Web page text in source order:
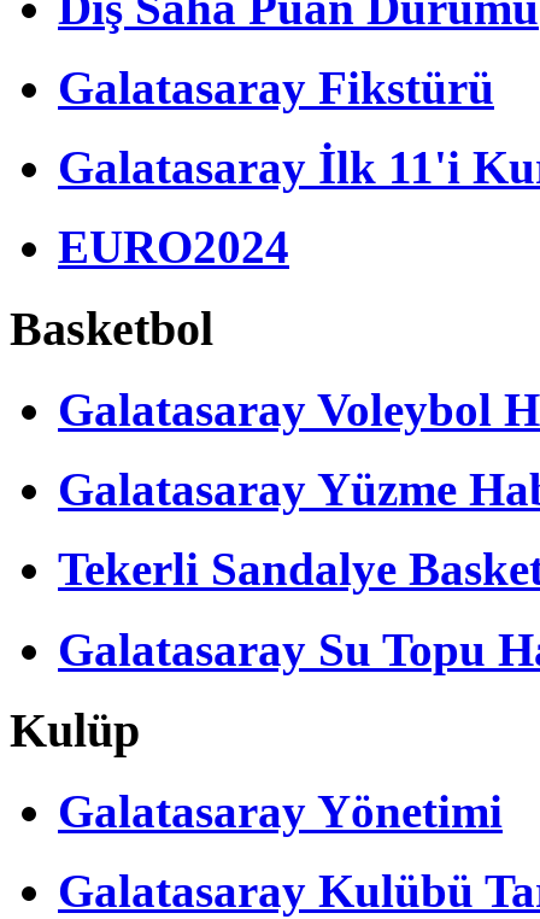
Galatasaray Fikstürü
Galatasaray İlk 11'i
EURO2024
Basketbol
Galatasaray Voleybol
Galatasaray Yüzme
Tekerli Sandalye
Galatasaray Su Topu
Kulüp
Galatasaray Yönetimi
Galatasaray Kulübü